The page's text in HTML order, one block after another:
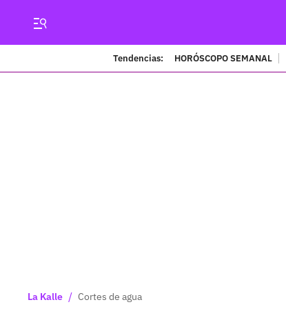
Tendencias: HORÓSCOPO SEMANAL
La Kalle / Cortes de agua